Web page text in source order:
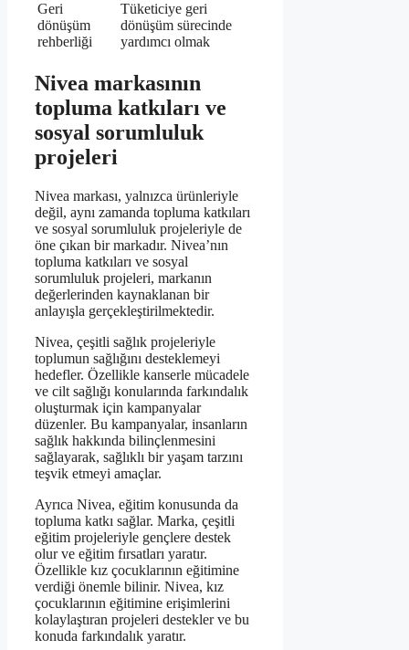
Geri
dönüşüm
rehberliği
Tüketiciye geri
dönüşüm sürecinde
yardımcı olmak
Nivea markasının
topluma katkıları ve
sosyal sorumluluk
projeleri
Nivea markası, yalnızca ürünleriyle
değil, aynı zamanda topluma katkıları
ve sosyal sorumluluk projeleriyle de
öne çıkan bir markadır. Nivea’nın
topluma katkıları ve sosyal
sorumluluk projeleri, markanın
değerlerinden kaynaklanan bir
anlayışla gerçekleştirilmektedir.
Nivea, çeşitli sağlık projeleriyle
toplumun sağlığını desteklemeyi
hedefler. Özellikle kanserle mücadele
ve cilt sağlığı konularında farkındalık
oluşturmak için kampanyalar
düzenler. Bu kampanyalar, insanların
sağlık hakkında bilinçlenmesini
sağlayarak, sağlıklı bir yaşam tarzını
teşvik etmeyi amaçlar.
Ayrıca Nivea, eğitim konusunda da
topluma katkı sağlar. Marka, çeşitli
eğitim projeleriyle gençlere destek
olur ve eğitim fırsatları yaratır.
Özellikle kız çocuklarının eğitimine
verdiği önemle bilinir. Nivea, kız
çocuklarının eğitimine erişimlerini
kolaylaştıran projeleri destekler ve bu
konuda farkındalık yaratır.